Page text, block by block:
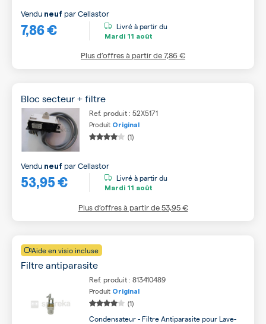
7,86 €
Vendu neuf parCellastor
Livré à partir du
Mardi 11 août
Plus d’offres à partir de7,86 €
Bloc secteur + filtre
Ref. produit : 52X5171
Produit Original
(1)
53,95 €
Vendu neuf parCellastor
Livré à partir du
Mardi 11 août
Plus d’offres à partir de53,95 €
Aide en visio incluse
Filtre antiparasite
Ref. produit : 813410489
Produit Original
(1)
Condensateur - Filtre Antiparasite pour Lave-